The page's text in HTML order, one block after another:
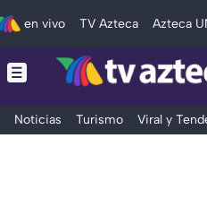
en vivo TV Azteca Azteca
Noticias Turismo Viral y